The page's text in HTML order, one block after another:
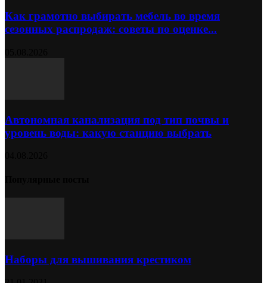
Как грамотно выбирать мебель во время
сезонных распродаж: советы по оценке...
Автономная канализация под тип почвы и
уровень воды: какую станцию выбрать
Наборы для вышивания крестиком